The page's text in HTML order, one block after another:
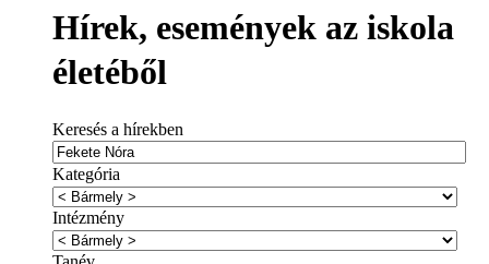
Hírek, események az iskola
életéből
Keresés a hírekben
Kategória
Intézmény